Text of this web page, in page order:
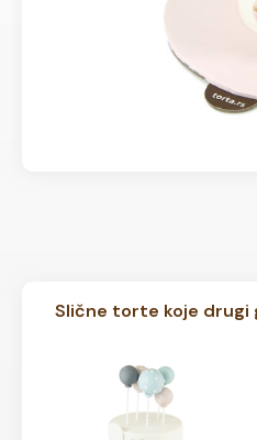
Slične torte koje drugi